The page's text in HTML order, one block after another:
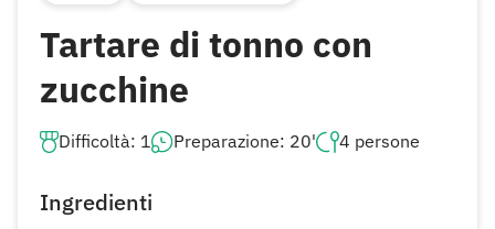
Tartare di tonno con
zucchine
Difficoltà: 1 Preparazione: 20' 4 persone
Ingredienti